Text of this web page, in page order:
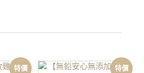
特價 特價